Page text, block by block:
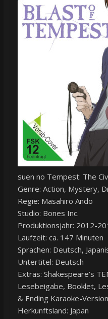
suen no Tempest: The
Genre: Action, Mystery,
Regie: Masahiro Ando
Studio: Bones Inc.
Produktionsjahr: 2012-
Laufzeit: ca. 147 Minuten
Sprachen: Deutsch,
Untertitel: Deutsch
Extras: Shakespeare’s
Lesebeigabe, Booklet,
& Ending Karaoke-
Herkunftsland: Japan